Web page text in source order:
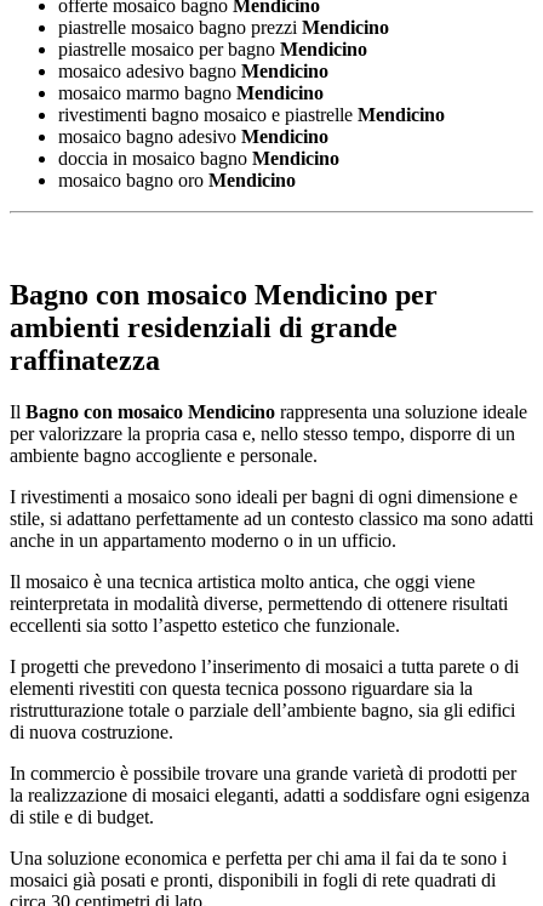
offerte mosaico bagno Mendicino
piastrelle mosaico bagno prezzi Mendicino
piastrelle mosaico per bagno Mendicino
mosaico adesivo bagno Mendicino
mosaico marmo bagno Mendicino
rivestimenti bagno mosaico e piastrelle Mendicino
mosaico bagno adesivo Mendicino
doccia in mosaico bagno Mendicino
mosaico bagno oro Mendicino
Bagno con mosaico Mendicino per
ambienti residenziali di grande
raffinatezza
Il Bagno con mosaico Mendicino rappresenta una soluzione ideale
per valorizzare la propria casa e, nello stesso tempo, disporre di un
ambiente bagno accogliente e personale.
I rivestimenti a mosaico sono ideali per bagni di ogni dimensione e
stile, si adattano perfettamente ad un contesto classico ma sono adatti
anche in un appartamento moderno o in un ufficio.
Il mosaico è una tecnica artistica molto antica, che oggi viene
reinterpretata in modalità diverse, permettendo di ottenere risultati
eccellenti sia sotto l’aspetto estetico che funzionale.
I progetti che prevedono l’inserimento di mosaici a tutta parete o di
elementi rivestiti con questa tecnica possono riguardare sia la
ristrutturazione totale o parziale dell’ambiente bagno, sia gli edifici
di nuova costruzione.
In commercio è possibile trovare una grande varietà di prodotti per
la realizzazione di mosaici eleganti, adatti a soddisfare ogni esigenza
di stile e di budget.
Una soluzione economica e perfetta per chi ama il fai da te sono i
mosaici già posati e pronti, disponibili in fogli di rete quadrati di